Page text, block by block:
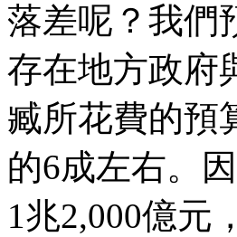
落差呢？我們
存在地方政府
臧所花費的預
的6成左右。
1兆2,000億元